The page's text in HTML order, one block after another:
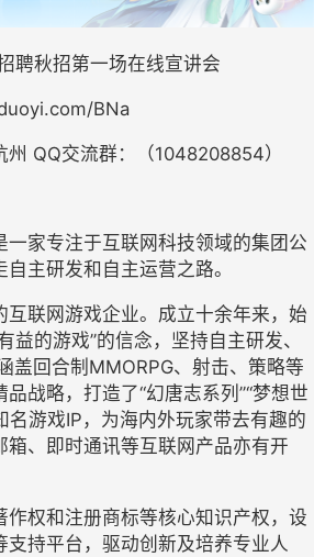
聘秋招第一场在线宣讲会
BNa
QQ交流群：（1048208854）
一家专注于互联网科技领域的集团公
主研发和自主运营之路。
互联网游戏企业。成立十余年来，始
益的游戏”的信念，坚持自主研发、
盖回合制MMORPG、射击、策略等
战略，打造了“幻唐志系列”“梦想世
名游戏IP，为海内外玩家带去有趣的
箱、即时通讯等互联网产品亦有开
作权和注册商标等核心知识产权，设
支持平台，驱动创新及培养专业人